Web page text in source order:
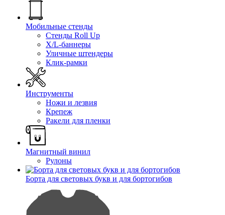
Мобильные стенды
Стенды Roll Up
X/L-баннеры
Уличные штендеры
Клик-рамки
Инструменты
Ножи и лезвия
Крепеж
Ракели для пленки
Магнитный винил
Рулоны
Борта для световых букв и для бортогибов